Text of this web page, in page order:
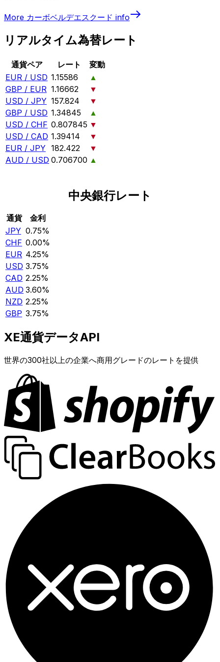
More カーボベルデエスクード info
リアルタイム為替レート
通貨ペア レート
変動
EUR / USD 1.15586
▲
GBP / EUR 1.16662
▼
USD / JPY 157.824
▼
GBP / USD 1.34845
▲
USD / CHF 0.807845 ▼
USD / CAD 1.39414
▼
EUR / JPY 182.422
▼
AUD / USD 0.706700 ▲
中央銀行レート
通貨
金利
JPY 0.75%
CHF 0.00%
EUR 4.25%
USD 3.75%
CAD 2.25%
AUD 3.60%
NZD 2.25%
GBP 3.75%
XE通貨データAPI
世界の300社以上の企業へ商用グレードのレートを提供